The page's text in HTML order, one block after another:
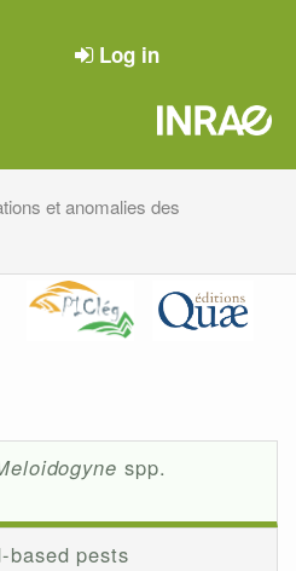
Log in
et anomalies des
spp.
based pests